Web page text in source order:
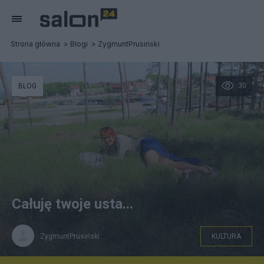
Strona główna Blogi ZygmuntPrusiński
30
BLOG
Całuję twoje usta...
ZygmuntPrusiński KULTURA